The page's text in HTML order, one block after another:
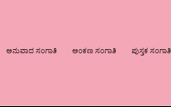
ಅನುವಾದ ಸಂಗಾತಿ ಅಂಕಣ ಸಂಗಾತಿ ಪುಸ್ತಕ ಸಂಗಾತಿ